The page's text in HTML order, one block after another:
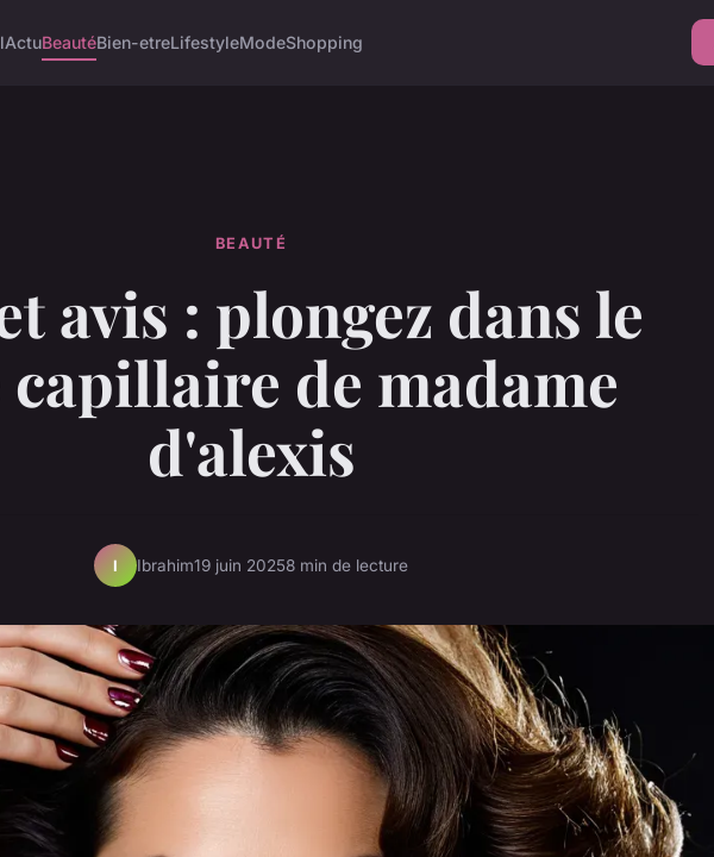
ActuBeautéBien-etreLifestyleModeShopping
BEAUTÉ
avis : plongez dans le
de madame
d'alexis
I Ibrahim19 juin 20258 min de lecture